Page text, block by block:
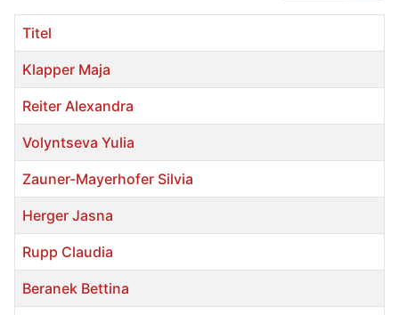
Titel
Klapper Maja
Reiter Alexandra
Volyntseva Yulia
Zauner-Mayerhofer Silvia
Herger Jasna
Rupp Claudia
Beranek Bettina